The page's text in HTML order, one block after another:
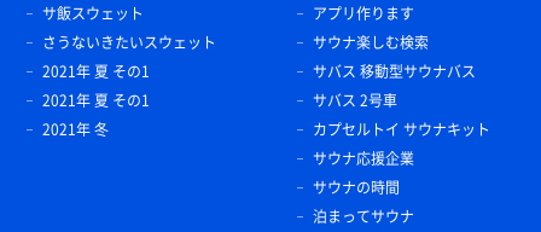
サ飯スウェット
さうないきたいスウェット
2021年 夏 その1
2021年 夏 その1
2021年 冬
アプリ作ります
サウナ楽しむ検索
サバス 移動型サウナバス
サバス 2号車
カプセルトイ サウナキット
サウナ応援企業
サウナの時間
泊まってサウナ